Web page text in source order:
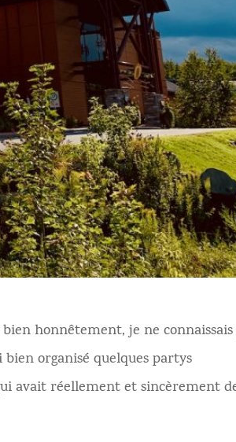
honnêtement, je ne connaissais
organisé quelques partys
avait réellement et sincèrement